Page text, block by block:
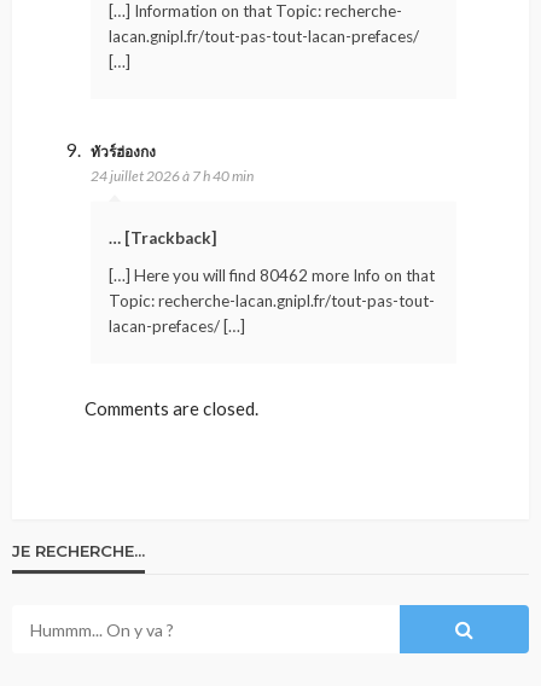
[…] Information on that Topic: recherche-
lacan.gnipl.fr/tout-pas-tout-lacan-prefaces/
[…]
ทัวร์ฮ่องกง
24 juillet 2026 à 7 h 40 min
… [Trackback]
[…] Here you will find 80462 more Info on that
Topic: recherche-lacan.gnipl.fr/tout-pas-tout-
lacan-prefaces/ […]
Comments are closed.
JE RECHERCHE…